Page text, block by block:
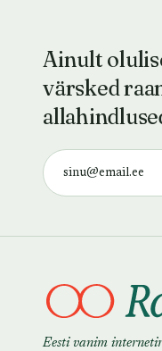
Ainult
värsked
Eesti vanim